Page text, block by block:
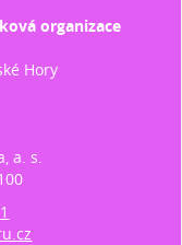
organizace
Hory
a. s.